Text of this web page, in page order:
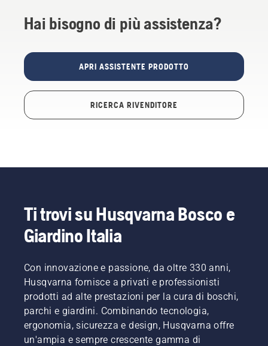
Hai bisogno di più assistenza?
APRI ASSISTENTE PRODOTTO
RICERCA RIVENDITORE
Ti trovi su Husqvarna Bosco e
Giardino Italia
Con innovazione e passione, da oltre 330 anni,
Husqvarna fornisce a privati e professionisti
prodotti ad alte prestazioni per la cura di boschi,
parchi e giardini. Combinando tecnologia,
ergonomia, sicurezza e design, Husqvarna offre
un'ampia e sempre crescente gamma di